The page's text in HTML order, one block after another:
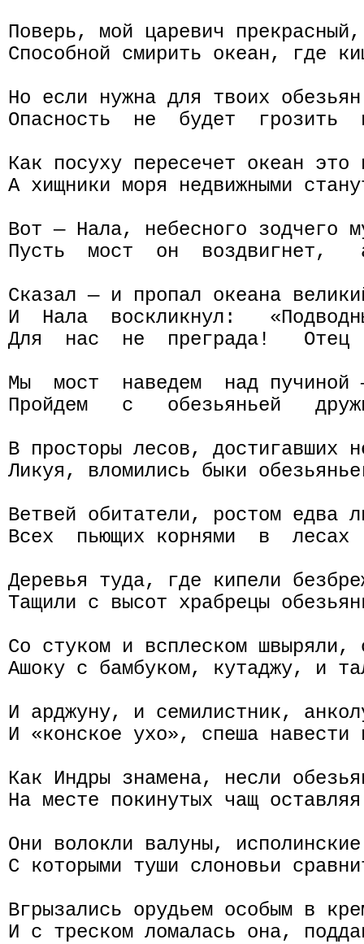
Поверь, мой царевич
Способной смирить океан, где
Но если нужна для твоих
Опасность  не  будет
Как посуху пересечет океан это
А хищники моря недвижными
Вот — Нала, небесного зодчего
Пусть  мост  он  воздвигнет,
Сказал — и пропал океана
И  Нала  воскликнул:
Для  нас  не  преграда!   Отец
Мы  мост  наведем  над
Пройдем   с   обезьяньей
В просторы лесов, достигавших
Ликуя, вломились быки
Ветвей обитатели, ростом едва
Всех  пьющих корнями  в  лесах
Деревья туда, где кипели
Тащили с высот храбрецы
Со стуком и всплеском швыряли,
Ашоку с бамбуком, кутаджу, и
И арджуну, и семилистник,
И «конское ухо», спеша навести
Как Индры знамена, несли
На месте покинутых чащ
Они волокли валуны,
С которыми туши слоновьи
Вгрызались орудьем особым в
И с треском ломалась она,